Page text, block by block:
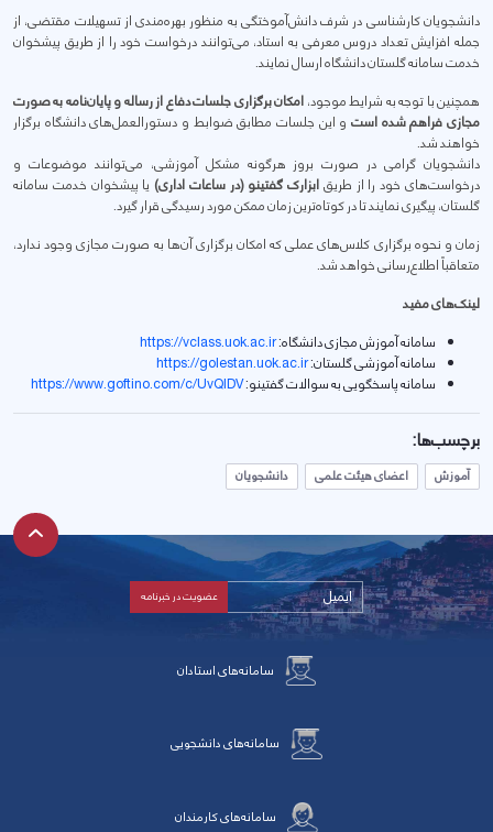
دانشجویان کارشناسی در شرف دانش‌آموختگی به منظور بهره‌مندی از تسهیلات مقتضی، از
جمله افزایش تعداد دروس معرفی به استاد، می‌توانند درخواست خود را از طریق پیشخوان
خدمت سامانه گلستان دانشگاه ارسال نمایند.
همچنین با توجه به شرایط موجود،امکان برگزاری جلسات دفاع از رساله و پایان‌نامه به صورت
مجازی فراهم شده است و این جلسات مطابق ضوابط و دستورالعمل‌های دانشگاه برگزار
خواهند شد.
دانشجویان گرامی در صورت بروز هرگونه مشکل آموزشی، می‌توانند موضوعات و
درخواست‌های خود را از طریقابزارک گفتینو (در ساعات اداری) یا پیشخوان خدمت سامانه
گلستان، پیگیری نمایند تا در کوتاه‌ترین زمان ممکن مورد رسیدگی قرار گیرد.
زمان و نحوه برگزاری کلاس‌های عملی که امکان برگزاری آن‌ها به صورت مجازی وجود ندارد،
متعاقباً اطلاع‌رسانی خواهد شد.
لینک‌های مفید
سامانه آموزش مجازی دانشگاه:https://vclass.uok.ac.ir
سامانه آموزشی گلستان:https://golestan.uok.ac.ir
سامانه پاسخگویی به سوالات گفتینو:https://www.goftino.com/c/UvQIDV
برچسب‌ها:
آموزش اعضای هیئت علمی دانشجویان
سامانه‌های استادان
سامانه‌های دانشجویی
سامانه‌های کارمندان